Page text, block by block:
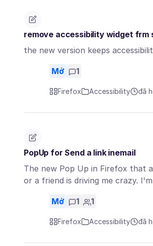
remove accessibility widget frm
the new version keeps
Mở 1
Firefox Accessibility đã
PopUp for Send a link inemail
The new Pop Up in Firefox that
or a friend is driving me crazy.
Mở 1 1
Firefox Accessibility đã